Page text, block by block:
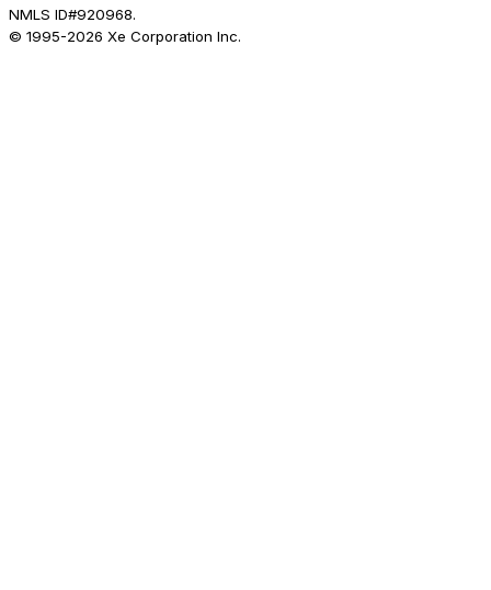
NMLS ID#920968.
© 1995-2026 Xe Corporation Inc.